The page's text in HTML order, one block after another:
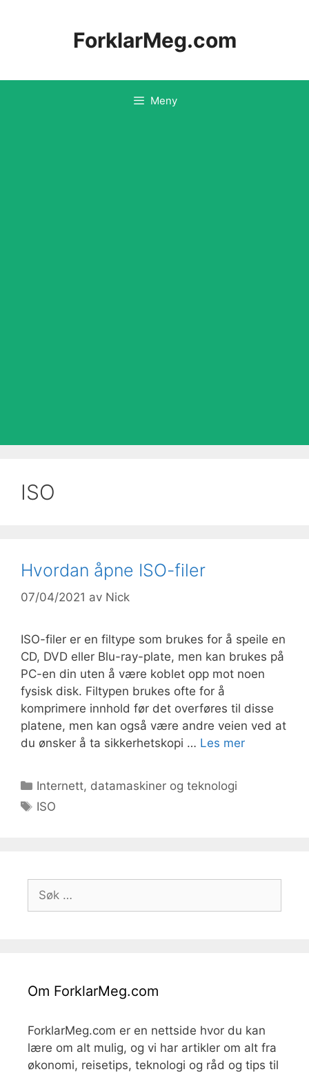
ForklarMeg.com
Meny
ISO
Hvordan åpne ISO-filer
07/04/2021 av Nick
ISO-filer er en filtype som brukes for å speile en
CD, DVD eller Blu-ray-plate, men kan brukes på
PC-en din uten å være koblet opp mot noen
fysisk disk. Filtypen brukes ofte for å
komprimere innhold før det overføres til disse
platene, men kan også være andre veien ved at
du ønsker å ta sikkerhetskopi … Les mer
Kategorier
Internett, datamaskiner og teknologi
Stikkord
ISO
etter:
Om ForklarMeg.com
ForklarMeg.com er en nettside hvor du kan
lære om alt mulig, og vi har artikler om alt fra
økonomi, reisetips, teknologi og råd og tips til